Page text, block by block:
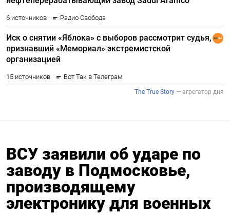
ВСУ заявили об ударе по
заводу в Подмосковье,
производящему
электронику для военных